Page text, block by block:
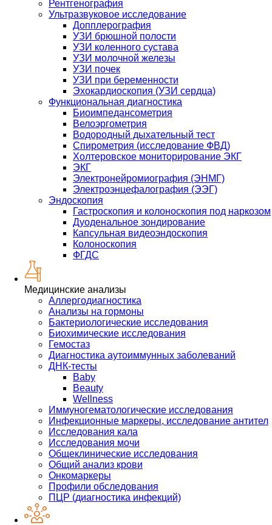
Рентгенография
Ультразвуковое исследование
Допплерография
УЗИ брюшной полости
УЗИ коленного сустава
УЗИ молочной железы
УЗИ почек
УЗИ при беременности
Эхокардиоскопия (УЗИ сердца)
Функциональная диагностика
Биоимпедансометрия
Велоэргометрия
Водородный дыхательный тест
Спирометрия (исследование ФВД)
Холтеровское мониторирование ЭКГ
ЭКГ
Электронейромиография (ЭНМГ)
Электроэнцефалография (ЭЭГ)
Эндоскопия
Гастроскопия и колоноскопия под наркозом
Дуоденальное зондирование
Капсульная видеоэндоскопия
Колоноскопия
ФГДС
Медицинские анализы
Аллергодиагностика
Анализы на гормоны
Бактериологические исследования
Биохимические исследования
Гемостаз
Диагностика аутоиммунных заболеваний
ДНК-тесты
Baby
Beauty
Wellness
Иммуногематологические исследования
Инфекционные маркеры, исследование антител
Исследования кала
Исследования мочи
Общеклинические исследования
Общий анализ крови
Онкомаркеры
Профили обследования
ПЦР (диагностика инфекций)